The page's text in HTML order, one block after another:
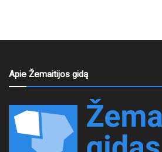
Apie Žemaitijos gidą